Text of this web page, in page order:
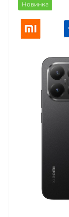
Новинка